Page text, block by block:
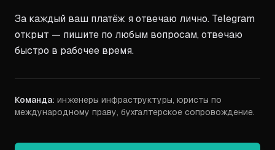
За каждый ваш платёж я отвечаю лично. Telegram
открыт — пишите по любым вопросам, отвечаю
быстро в рабочее время.
Команда: инженеры инфраструктуры, юристы по
международному праву, бухгалтерское сопровождение.